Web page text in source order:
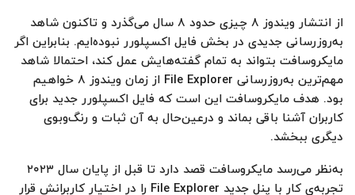
از انتشار ویندوز ۸ چیزی حدود ۸ سال می‌گذرد و تاکنون شاهد
به‌روزرسانی جدیدی در بخش فایل اکسپلورر نبوده‌ایم. بنابراین اگر
مایکروسافت بتواند به تمام گفته‌هایش عمل کند،‌ احتمالا شاهد
مهم‌ترین به‌روزرسانی File Explorer از زمان ویندوز ۸ خواهیم
بود. هدف مایکروسافت این است که فایل اکسپلورر جدید برای
کاربران آشنا باقی بماند و در‌عین‌حال به آن ثبات و رنگ‌و‌بوی
دیگری ببخشد.
به‌نظر می‌‌رسد مایکروسافت قصد دارد تا قبل از پایان سال ۲۰۲۳
تجربه‌ی کار با پنل جدید File Explorer را در اختیار کاربرانش قرار